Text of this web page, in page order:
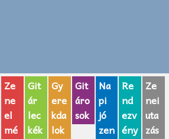
Ze
ne
el
mé
Git
ár
lec
kék
Gy
ere
kda
lok
Git
áro
sok
Na
pi
jó
zen
Re
nd
ezv
ény
Ze
nei
uta
zás